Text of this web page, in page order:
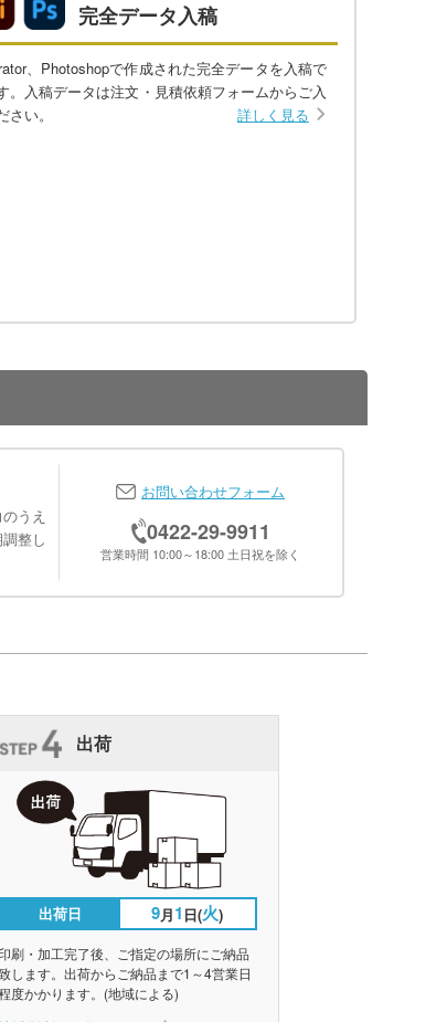
完全データ入稿
、Photoshopで作成された完全データを入稿で
。入稿データは注文・見積依頼フォームからご入
さい。
詳しく見る
うえ
整し
お問い合わせフォーム
0422-29-9911
営業時間 10:00～18:00 土日祝を除く
出荷
出荷日 9月1 日(火)
刷・加工完了後、ご指定の場所にご納品
します。出荷からご納品まで1～4営業日
度かかります。(地域による)